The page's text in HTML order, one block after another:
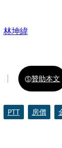
林坤緯
贊助本文
PTT 房價